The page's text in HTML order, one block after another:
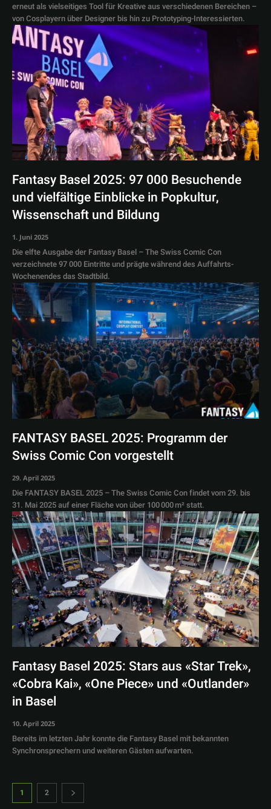
erneut als vielseitiges Tool für Kreative aus verschiedenen Bereichen –
von Cosplayern über Designer bis hin zu Prototyping-Interessierten.
Fantasy Basel 2025: 97 000 Besuchende
und vielfältige Einblicke in Popkultur,
Wissenschaft und Bildung
1. Juni 2025
Die elfte Ausgabe der Fantasy Basel – The Swiss Comic Con
verzeichnete 97 000 Eintritte und prägte während des Auffahrts-
Wochenendes das Stadtbild.
FANTASY BASEL 2025: Programm der
Swiss Comic Con vorgestellt
29. April 2025
Die FANTASY BASEL 2025 – The Swiss Comic Con findet vom 29. bis
31. Mai 2025 auf einer Fläche von über 100 000 m² statt.
Fantasy Basel 2025: Stars aus «Star Trek»,
«Cobra Kai», «One Piece» und «Outlander»
in Basel
10. April 2025
Bereits im letzten Jahr konnte die Fantasy Basel mit bekannten
Synchronsprechern und weiteren Gästen aufwarten.
1 2